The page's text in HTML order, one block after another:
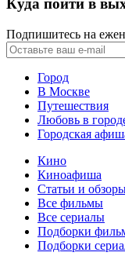
Куда пойти в
Подпишитесь на
Город
В Москве
Путешествия
Любовь в
Городская
Кино
Киноафиша
Статьи и
Все фильмы
Все сериалы
Подборки
Подборки